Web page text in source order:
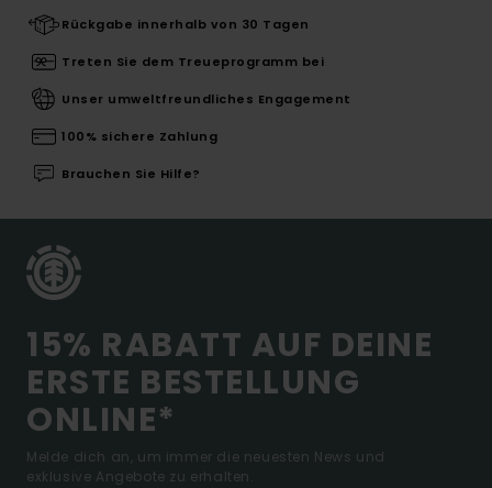
Rückgabe innerhalb von 30 Tagen
Treten Sie dem Treueprogramm bei
Unser umweltfreundliches Engagement
100% sichere Zahlung
Brauchen Sie Hilfe?
15% RABATT AUF DEINE
ERSTE BESTELLUNG
ONLINE*
Melde dich an, um immer die neuesten News und
exklusive Angebote zu erhalten.